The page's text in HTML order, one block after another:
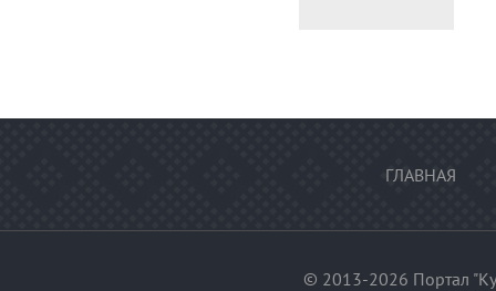
ГЛАВНАЯ
© 2013-2026 Портал